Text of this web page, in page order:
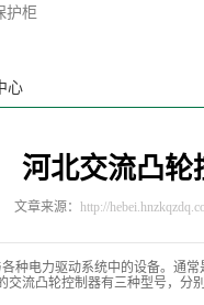
护柜
心
河北交流凸轮
文章来源： http://
电力驱动系统中的设备。通
交流凸轮控制器有三种型号，分